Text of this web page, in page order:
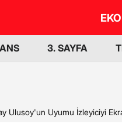
3. SAYFA
Ulusoy'un Uyumu İzleyiciyi